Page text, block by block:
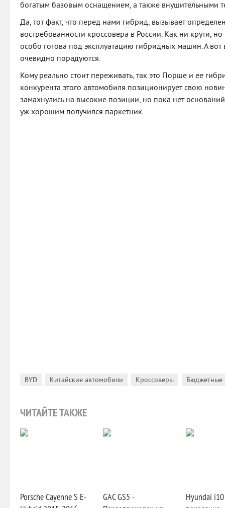
богатым базовым оснащением, а также внушительными
Да, тот факт, что перед нами гибрид, вызывает
востребованности кроссовера в России. Как ни крути,
особо готова под эксплуатацию гибридных машин. А
очевидно порадуются.
Кому реально стоит переживать, так это Порше и ее
конкурента этого автомобиля позиционирует свою
замахнулись на высокие позиции, но пока нет
уж хорошим получился паркетник.
BYD Китайские автомобили Кроссоверы Бюджетные
ЧИТАЙТЕ ТАКЖЕ
Porsche Cayenne S E-
GAC GS5 -
Hyundai